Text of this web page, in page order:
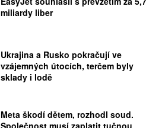
miliardy liber
Ukrajina a Rusko pokračují ve
vzájemných útocích, terčem byly
sklady i lodě
Meta škodí dětem, rozhodl soud.
Společnost musí zaplatit tučnou